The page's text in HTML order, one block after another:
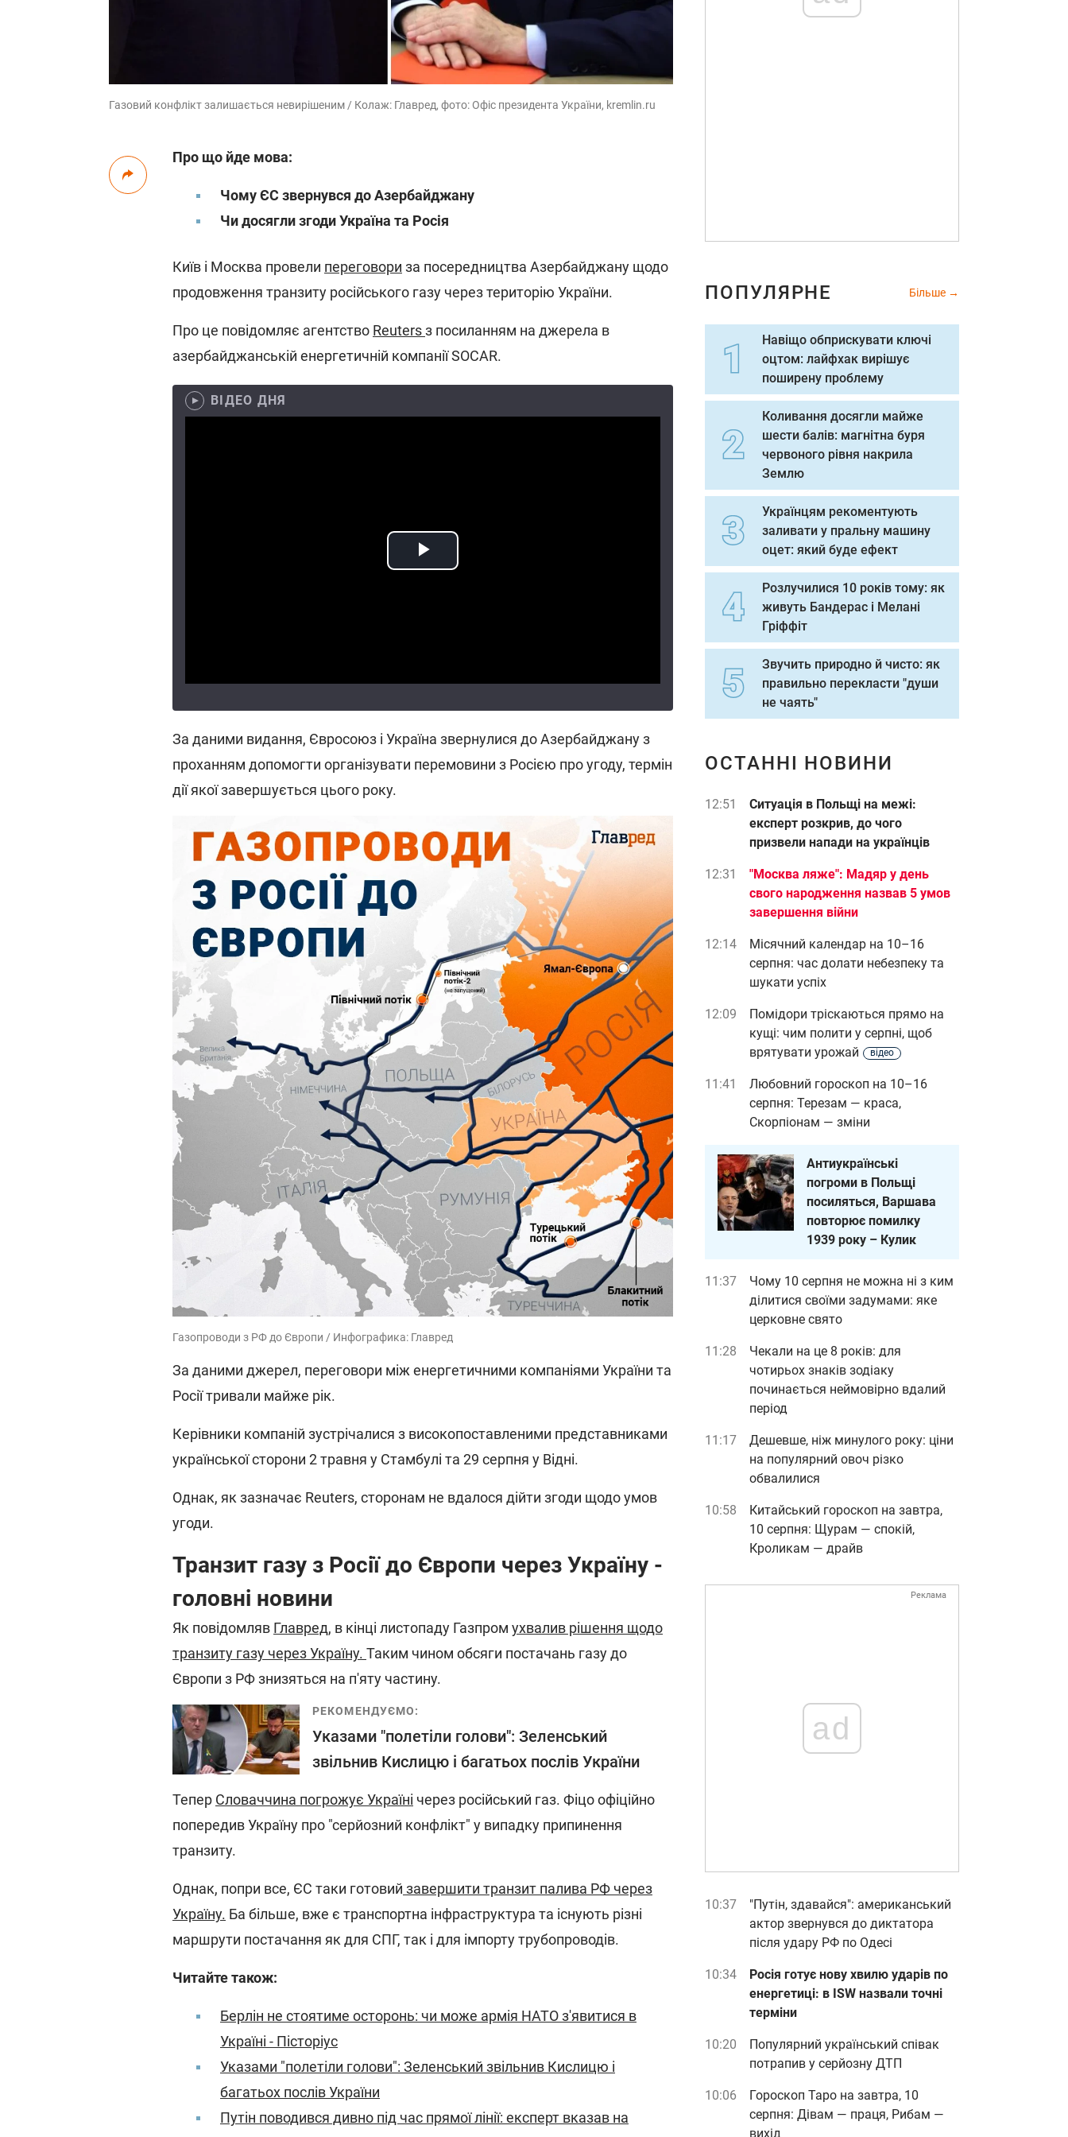
Газовий конфлікт залишається невирішеним / Колаж: Главред, фото: Офіс президента України, kremlin.ru
Про що йде мова:
ЧомуЄС звернувся до Азербайджану
Чи досягли згоди Україна та Росія
Київ і Москва провели переговори за посередництва Азербайджану щодо
продовження транзиту російського газу через територію України.
Про це повідомляє агентство Reutersз посиланням на джерела в
азербайджанській енергетичній компанії SOCAR.
ВІДЕО ДНЯ
За даними видання, Євросоюз і Україна звернулися до Азербайджану з
проханням допомогти організувати перемовини з Росією про угоду, термін
дії якої завершується цього року.
Газопроводи з РФ до Європи / Инфографика: Главред
За даними джерел, переговори між енергетичними компаніями України та
Росії тривали майже рік.
Керівники компаній зустрічалися з високопоставленими представниками
української сторони 2 травня у Стамбулі та 29 серпня у Відні.
Однак, як зазначає Reuters, сторонам не вдалося дійти згоди щодо умов
угоди.
Транзит газу з Росії до Європи через Україну -
головні новини
Як повідомляв Главред, в кінці листопаду Газпром ухвалив рішення щодо
транзиту газу через Україну. Таким чином обсяги постачань газу до
Європи з РФ знизяться на п'яту частину.
РЕКОМЕНДУЄМО:
Указами "полетіли голови": Зеленський
звільнив Кислицю і багатьох послів України
Тепер Словаччина погрожує Україні через російський газ. Фіцо офіційно
попередив Україну про "серйозний конфлікт" у випадку припинення
транзиту.
Однак, попри все, ЄС таки готовий завершити транзит палива РФ через
Україну. Ба більше, вже є транспортна інфраструктура та існують різні
маршрути постачання як для СПГ, так і для імпорту трубопроводів.
Читайте також:
Берлін не стоятиме осторонь: чи може армія НАТО з'явитися в
Україні - Пісторіус
Указами "полетіли голови": Зеленський звільнив Кислицю і
багатьох послів України
Путін поводився дивно під час прямої лінії: експерт вказав на
ПОПУЛЯРНЕ Більше
Навіщо обприскувати ключі
оцтом: лайфхак вирішує
поширену проблему
Коливання досягли майже
шести балів: магнітна буря
червоного рівня накрила
Землю
Українцям рекоментують
заливати у пральну машину
оцет: який буде ефект
Розлучилися 10 років тому: як
живуть Бандерас і Мелані
Гріффіт
Звучить природно й чисто: як
правильно перекласти "души
не чаять"
ОСТАННІ НОВИНИ
12:51
Ситуація в Польщі на межі:
експерт розкрив, до чого
призвели напади на українців
12:31
"Москва ляже": Мадяр у день
свого народження назвав 5 умов
завершення війни
12:14
Місячний календар на 10–16
серпня: час долати небезпеку та
шукати успіх
12:09
Помідори тріскаються прямо на
кущі: чим полити у серпні, щоб
врятувати урожай
відео
11:41
Любовний гороскоп на 10–16
серпня: Терезам — краса,
Скорпіонам — зміни
Антиукраїнські
погроми в Польщі
посиляться, Варшава
повторює помилку
1939 року – Кулик
11:37
Чому 10 серпня не можна ні з ким
ділитися своїми задумами: яке
церковне свято
11:28
Чекали на це 8 років: для
чотирьох знаків зодіаку
починається неймовірно вдалий
період
11:17
Дешевше, ніж минулого року: ціни
на популярний овоч різко
обвалилися
10:58
Китайський гороскоп на завтра,
10 серпня: Щурам — спокій,
Кроликам — драйв
Реклама
ad
10:37
"Путін, здавайся": американський
актор звернувся до диктатора
після удару РФ по Одесі
10:34
Росія готує нову хвилю ударів по
енергетиці: в ISW назвали точні
терміни
10:20
Популярний український співак
потрапив у серйозну ДТП
10:06
Гороскоп Таро на завтра, 10
серпня: Дівам — праця, Рибам —
вихід